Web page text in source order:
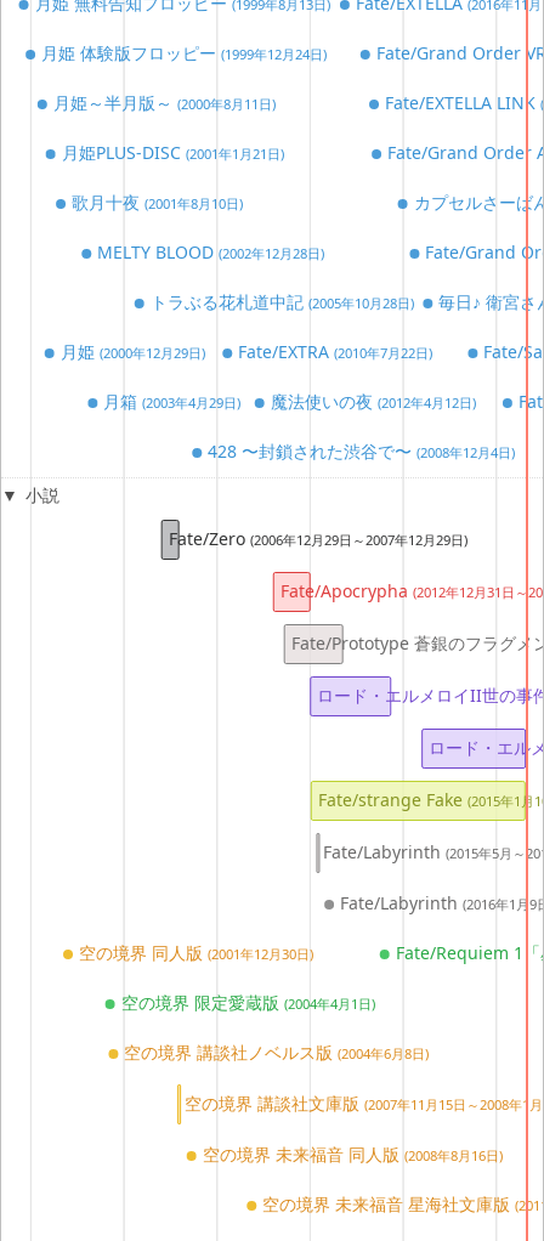
(1999年8月13日)
月姫 体験版フロッピー(1999年12月24日)
月姫～半月版～ (2000年8月11日)
月姫 (2000年12月29日)
月姫PLUS-DISC (2001年1月21日)
歌月十夜(2001年8月10日)
月箱(2003年4月29日)
MELTY BLOOD(2002年12月28日)
トラぶる花札道中記 (2005年10月28日)
Fate/EXTRA(2010年7月22日)
(2016年11
Fate/Grand Order
Fate/EXTELLA LINK
Fate/Grand Order
カプセルさーば
Fate/Grand
毎日♪ 衛宮
Fate/
魔法使いの夜 (2012年4月12日)
428 〜封鎖された渋谷で〜(2008年12月4日)
ロード・エル
Fate/strange Fake (2015年1月
Fate/Zero (2006年12月29日～2007年12月29日)
Fate/Apocrypha (2012年12月31日～
Fate/Prototype 蒼銀のフラグメ
ロード・エルメロイII世の事
Fate/Labyrinth(2015年5月～
Fate/Labyrinth(2016年1月9
Fate/Requiem 1
空の境界 同人版(2001年12月30日)
空の境界 限定愛蔵版 (2004年4月1日)
空の境界 講談社ノベルス版(2004年6月8日)
空の境界 講談社文庫版(2007年11月15日～2008年1
空の境界 未来福音 同人版 (2008年8月16日)
空の境界 未来福音 星海社文庫版
小説